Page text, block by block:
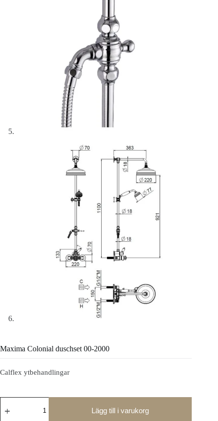
Maxima Colonial duschset 00-2000
Calflex ytbehandlingar
Colonial
Lägg till i varukorg